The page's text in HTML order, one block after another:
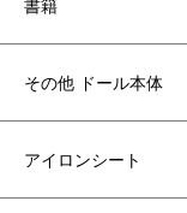
書籍
その他 ドール本体
アイロンシート